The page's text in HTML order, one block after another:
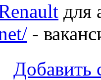
для
-
Добавить